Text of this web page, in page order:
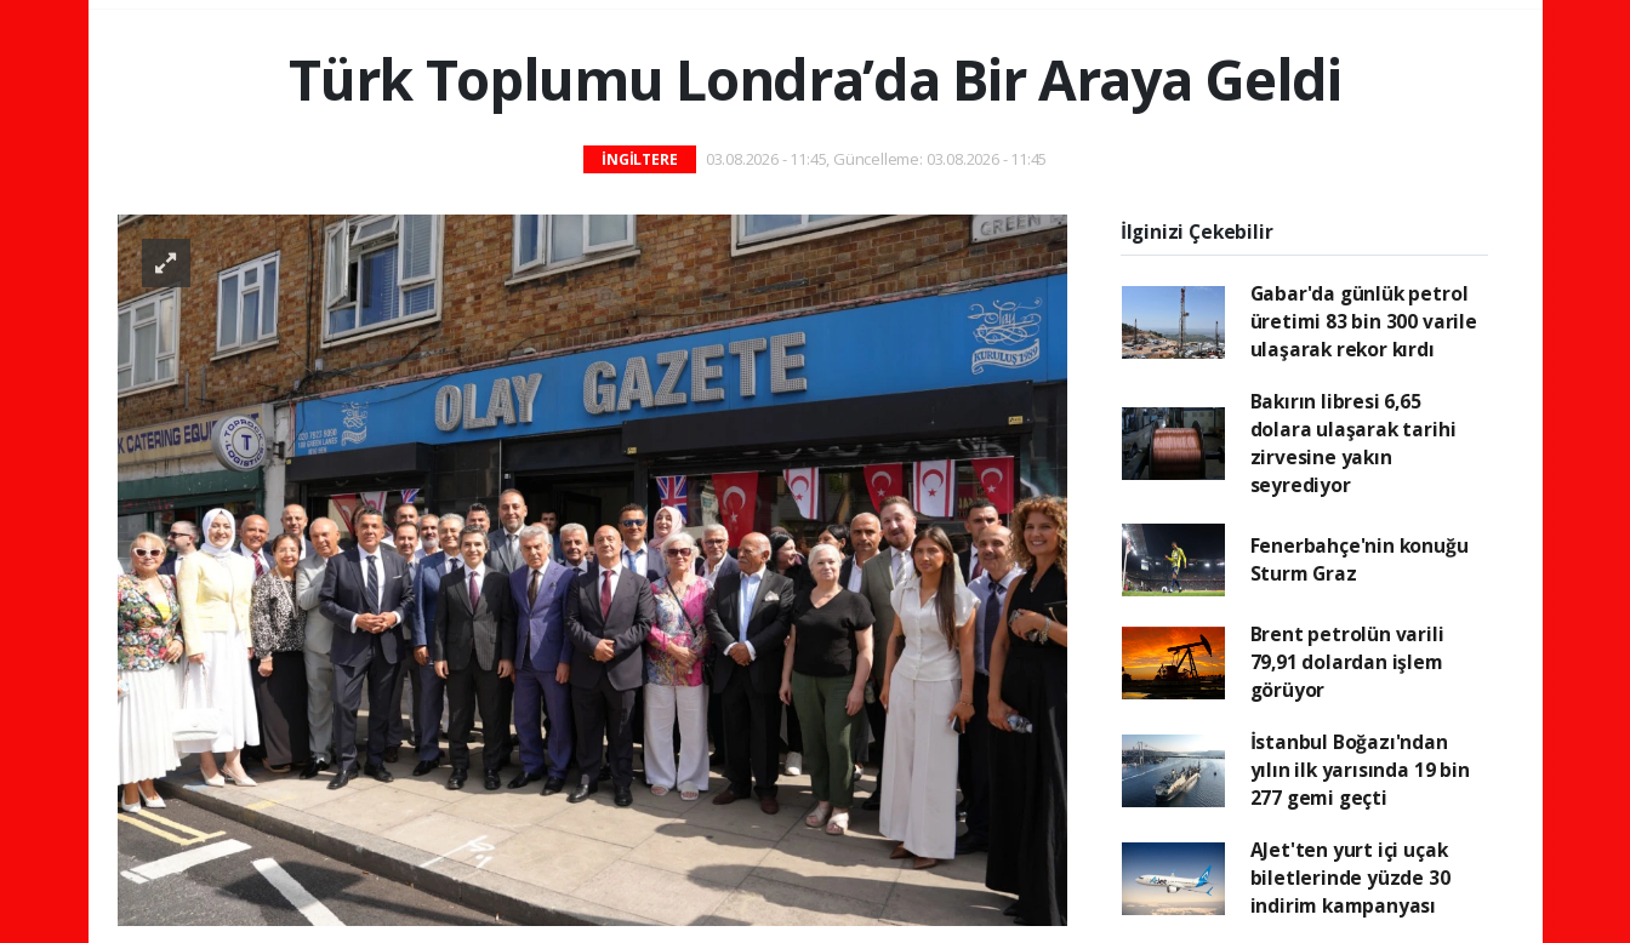
Türk Toplumu Londra’da Bir Araya Geldi
İNGİLTERE 03.08.2026 - 11:45, Güncelleme: 03.08.2026 - 11:45
İlginizi Çekebilir
Gabar'da günlük petrol
üretimi 83 bin 300 varile
ulaşarak rekor kırdı
Bakırın libresi 6,65
dolara ulaşarak tarihi
zirvesine yakın
seyrediyor
Fenerbahçe'nin konuğu
Sturm Graz
Brent petrolün varili
79,91 dolardan işlem
görüyor
İstanbul Boğazı'ndan
yılın ilk yarısında 19 bin
277 gemi geçti
AJet'ten yurt içi uçak
biletlerinde yüzde 30
indirim kampanyası